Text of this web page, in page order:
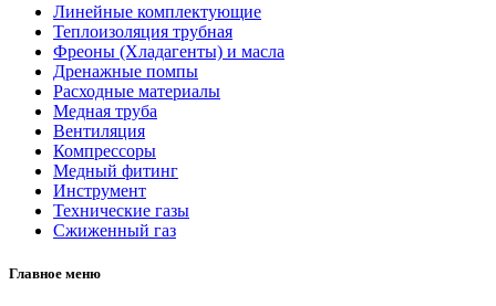
Линейные комплектующие
Теплоизоляция трубная
Фреоны (Хладагенты) и масла
Дренажные помпы
Расходные материалы
Медная труба
Вентиляция
Компрессоры
Медный фитинг
Инструмент
Технические газы
Сжиженный газ
Главное меню